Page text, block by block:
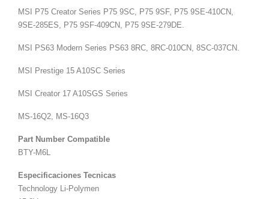
MSI P75 Creator Series P75 9SC, P75 9SF, P75 9SE-410CN,
9SE-285ES, P75 9SF-409CN, P75 9SE-279DE.
MSI PS63 Modern Series PS63 8RC, 8RC-010CN, 8SC-037CN.
MSI Prestige 15 A10SC Series
MSI Creator 17 A10SGS Series
MS-16Q2, MS-16Q3
Part Number Compatible
BTY-M6L
Especificaciones Tecnicas
Technology Li-Polymen